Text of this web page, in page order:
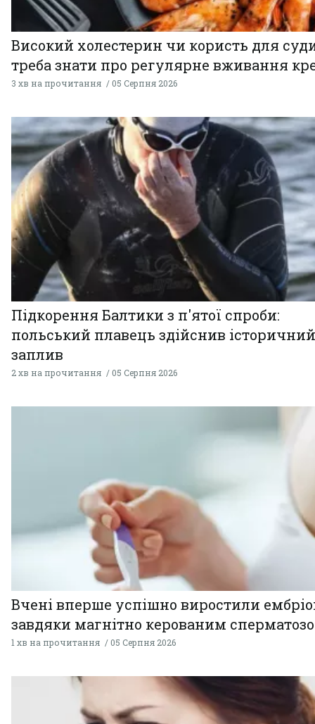
Високий холестерин чи користь для
треба знати про регулярне вживання
3 хв на прочитання 05 Серпня 2026
Підкорення Балтики з п'ятої спроби:
польський плавець здійснив історичний
заплив
2 хв на прочитання 05 Серпня 2026
Вчені вперше успішно виростили
завдяки магнітно керованим
1 хв на прочитання 05 Серпня 2026